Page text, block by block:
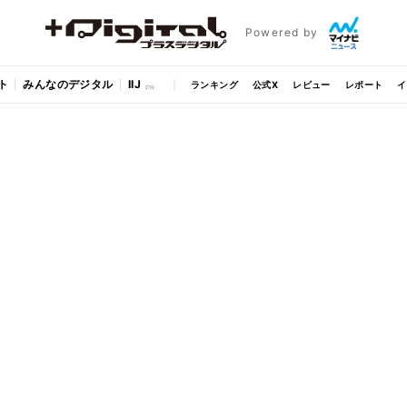
Powered by
みんなのデジタル IIJ ランキング 公式X レビュー レポート